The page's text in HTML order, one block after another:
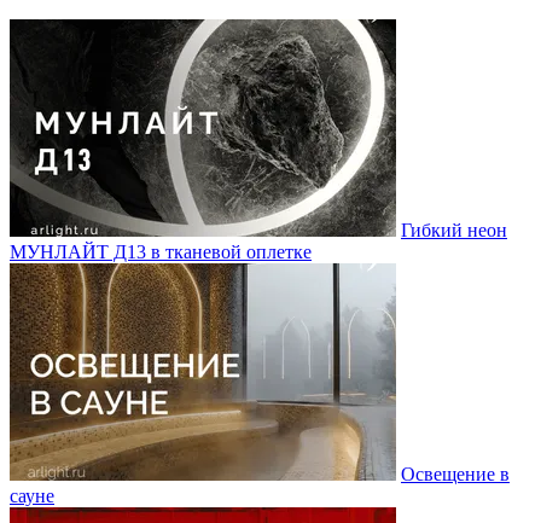
Гибкий неон
МУНЛАЙТ Д13 в тканевой оплетке
Освещение в
сауне